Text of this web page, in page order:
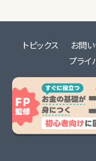
トピックス お問
プライ